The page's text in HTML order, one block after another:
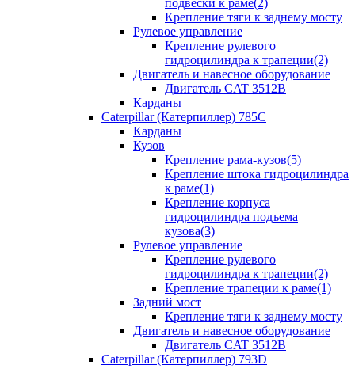
подвески к раме(2)
Крепление тяги к заднему мосту
Рулевое управление
Крепление рулевого
гидроцилиндра к трапеции(2)
Двигатель и навесное оборудование
Двигатель CAT 3512B
Карданы
Caterpillar (Катерпиллер) 785C
Карданы
Кузов
Крепление рама-кузов(5)
Крепление штока гидроцилиндра
к раме(1)
Крепление корпуса
гидроцилиндра подъема
кузова(3)
Рулевое управление
Крепление рулевого
гидроцилиндра к трапеции(2)
Крепление трапеции к раме(1)
Задний мост
Крепление тяги к заднему мосту
Двигатель и навесное оборудование
Двигатель CAT 3512B
Caterpillar (Катерпиллер) 793D